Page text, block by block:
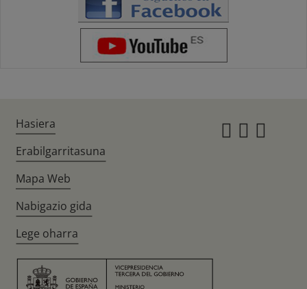
Hasiera
Erabilgarritasuna
Mapa Web
Nabigazio gida
Lege oharra